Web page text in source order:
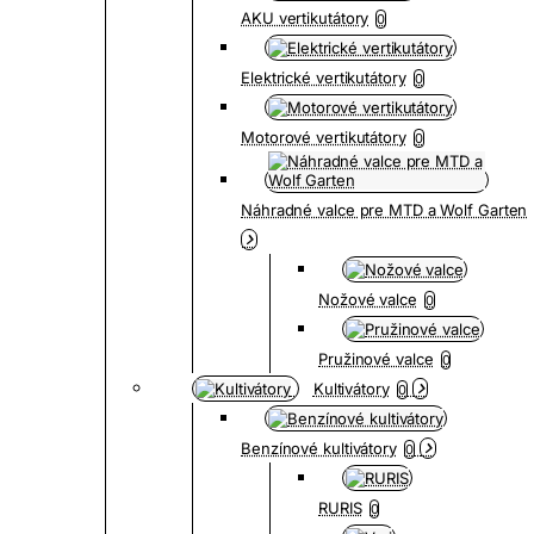
AKU vertikutátory 0
Elektrické vertikutátory 0
Motorové vertikutátory 0
Náhradné valce pre MTD a Wolf Garten
Nožové valce 0
Pružinové valce 0
Kultivátory 0
Benzínové kultivátory 0
RURIS 0